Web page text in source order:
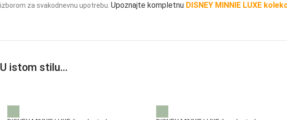
izborom za svakodnevnu upotrebu. Upoznajte kompletnu DISNEY MINNIE LUXE
U istom stilu…